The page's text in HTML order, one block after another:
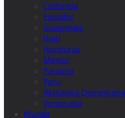
Colômbia
Equador
Guatemala
Haiti
Honduras
México
Panamá
Peru
Républica Dominicana
Venezuela
Mundo